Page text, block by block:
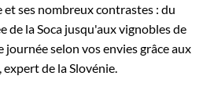
et ses nombreux contrastes : du
de la Soca jusqu'aux vignobles de
selon vos envies grâce aux
de la Slovénie.